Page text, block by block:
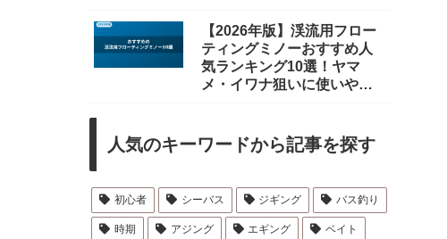
【2026年版】渓流用フロー
ティングミノーおすすめ人
気ランキング10選！ヤマ
メ・イワナ狙いに使いやす
人気のキーワードから記事を探す
初心者 シーバス ジギング バス釣り
時期 アジング エギング ベイト